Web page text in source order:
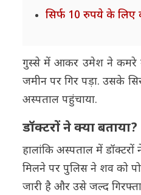
सिर्फ 10 रुपये के लिए
गुस्से में आकर उमेश ने कमरे में
जमीन पर गिर पड़ा. उसके
अस्पताल पहुंचाया.
डॉक्टरों ने क्या बताया?
हालांकि अस्पताल में
मिलने पर पुलिस ने शव को
जारी है और उसे जल्द